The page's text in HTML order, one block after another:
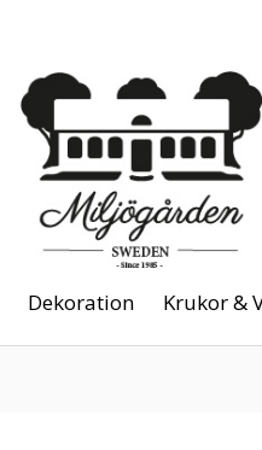
Dekoration Krukor &